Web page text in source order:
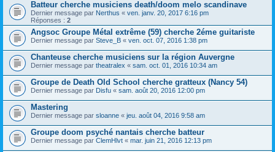
Batteur cherche musiciens death/doom melo scandinave
Dernier message par Nerthus « ven. janv. 20, 2017 6:16 pm
Réponses : 2
Angsoc Groupe Métal extrême (59) cherche 2éme guitariste
Dernier message par Steve_B « ven. oct. 07, 2016 1:38 pm
Chanteuse cherche musiciens sur la région Auvergne
Dernier message par theatralex « sam. oct. 01, 2016 10:34 am
Groupe de Death Old School cherche gratteux (Nancy 54)
Dernier message par Disfu « sam. août 20, 2016 12:00 pm
Mastering
Dernier message par sloanne « jeu. août 04, 2016 9:58 am
Groupe doom psyché nantais cherche batteur
Dernier message par ClemHlvt « mar. juin 21, 2016 12:13 pm